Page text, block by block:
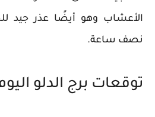
الأعشاب وهو أيضًا عذر جيد
نصف ساعة.
توقعات برج الدلو